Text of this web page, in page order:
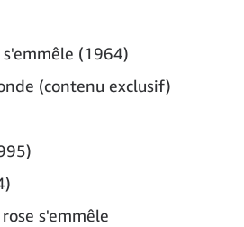
(1964)
(contenu exclusif)
s'emmêle